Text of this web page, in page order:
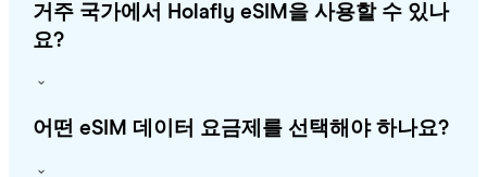
거주 국가에서 Holafly eSIM을 사용할 수 있나
요?
어떤 eSIM 데이터 요금제를 선택해야 하나요?